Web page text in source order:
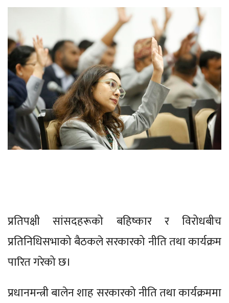
प्रतिपक्षी सांसदहरूको बहिष्कार र विरोधबीच
प्रतिनिधिसभाको बैठकले सरकारको नीति तथा कार्यक्रम
पारित गरेको छ।
प्रधानमन्त्री बालेन शाह सरकारको नीति तथा कार्यक्रममा